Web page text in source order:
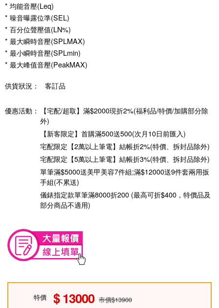
* 均能音壓(Leq)
* 噪音曝露位準(SEL)
* 百分位聲壓值(LN%)
* 最大瞬時音壓(SPLMAX)
* 最小瞬時音壓(SPLmin)
* 最大峰值音壓(PeakMAX)
供貨狀況： 客訂品
優惠活動：
【宅配/超取】滿$2000現折2%(福利品/特價/加購部分除
外)
【新客限定】首購滿500送500(次月10日前匯入)
宅配限定【2萬以上筆電】結帳折2%(特價、拆封品除外)
宅配限定【5萬以上筆電】結帳折3%(特價、拆封品除外)
單筆滿$5000送美甲美容7件組;滿$12000送9件套兩用扳
手組(不累送)
儀錶指定款單筆滿8000折200 (最高可折$400，特價品及
部分商品不適用)
特價 13000 市價$13900